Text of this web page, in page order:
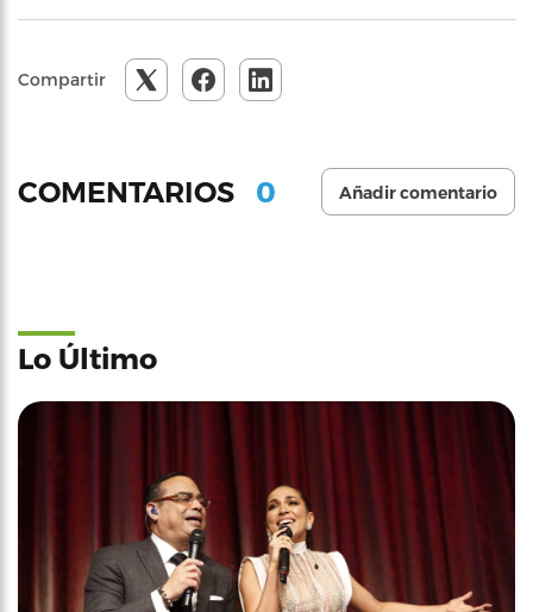
Compartir
COMENTARIOS 0 Añadir comentario
Lo Último